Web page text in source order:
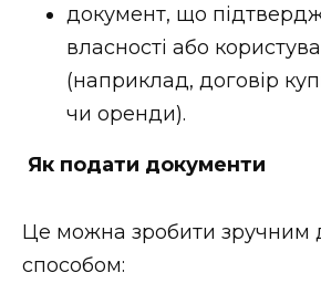
документ, що
власності або
(наприклад, договір
чи оренди).
Як подати документи
Це можна зробити зручним
способом: